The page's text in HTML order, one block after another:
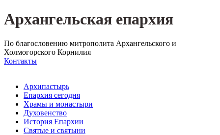
Архангельская епархия
По благословению митрополита Архангельского и
Холмогорского Корнилия
Контакты
Архипастырь
Епархия сегодня
Храмы и монастыри
Духовенство
История Епархии
Святые и святыни